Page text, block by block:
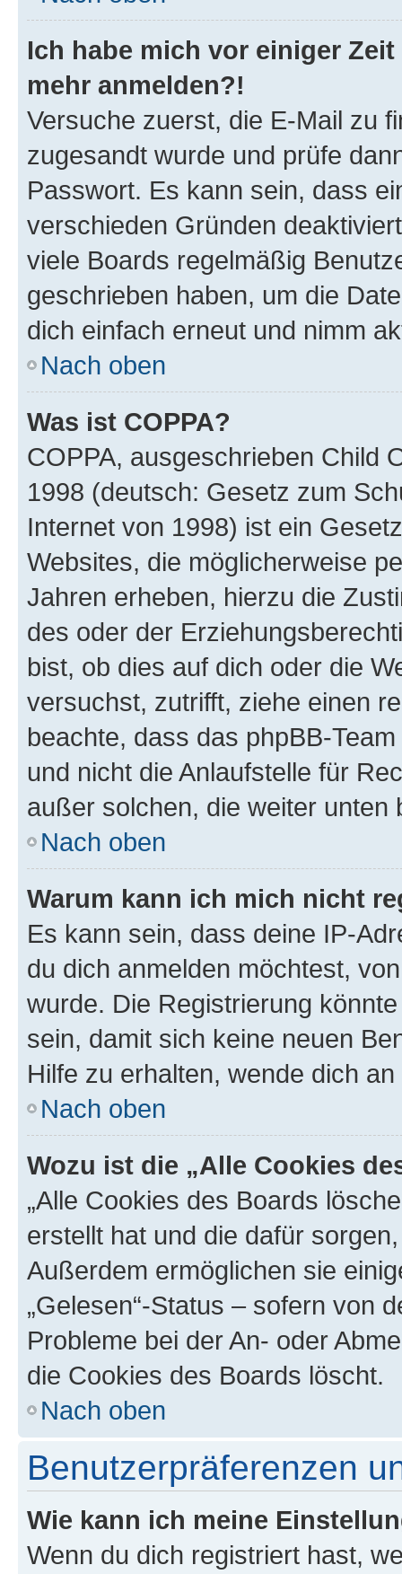
Ich habe mich vor einiger
mehr anmelden?!
Versuche zuerst, die E-Mail zu
zugesandt wurde und prüfe
Passwort. Es kann sein, dass
verschieden Gründen
viele Boards regelmäßig
geschrieben haben, um die
dich einfach erneut und nimm
Nach oben
Was ist COPPA?
COPPA, ausgeschrieben Child
1998 (deutsch: Gesetz zum
Internet von 1998) ist ein
Websites, die möglicherweise
Jahren erheben, hierzu die
des oder der
bist, ob dies auf dich oder die
versuchst, zutrifft, ziehe einen
beachte, dass das phpBB-
und nicht die Anlaufstelle für
außer solchen, die weiter unten
Nach oben
Warum kann ich mich nicht
Es kann sein, dass deine IP-
du dich anmelden möchtest,
wurde. Die Registrierung
sein, damit sich keine neuen
Hilfe zu erhalten, wende dich
Nach oben
Wozu ist die „Alle Cookies
„Alle Cookies des Boards
erstellt hat und die dafür
Außerdem ermöglichen sie
„Gelesen“-Status – sofern von
Probleme bei der An- oder
die Cookies des Boards löscht.
Nach oben
Benutzerpräferenzen
Wie kann ich meine
Wenn du dich registriert hast,